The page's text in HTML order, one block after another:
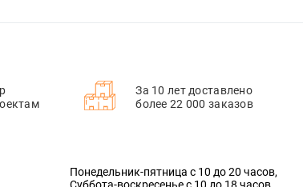
За 10 лет доставлено
более 22 000 заказов
Понедельник-пятница с 10 до 20 часов,